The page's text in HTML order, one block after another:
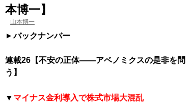
本博一】
山本博一
バックナンバー
連載26【不安の正体――アベノミクスの是非を問
う】
▼ マイナス金利導入で株式市場大混乱